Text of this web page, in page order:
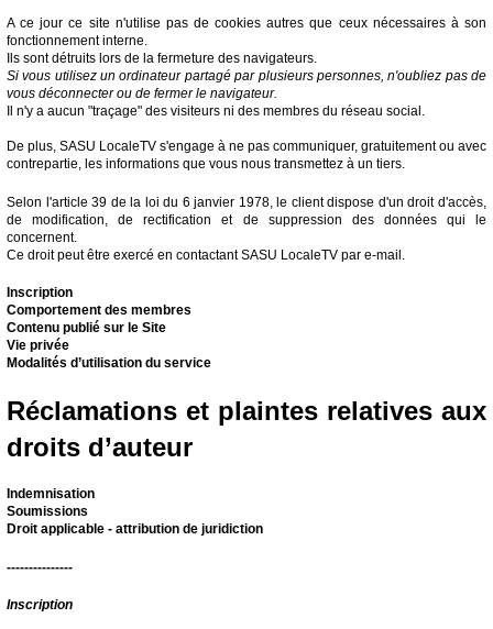
A ce jour ce site n'utilise pas de cookies autres que ceux nécessaires à son
fonctionnement interne.
Ils sont détruits lors de la fermeture des navigateurs.
Si vous utilisez un ordinateur partagé par plusieurs personnes, n'oubliez pas de
vous déconnecter ou de fermer le navigateur.
Il n'y a aucun "traçage" des visiteurs ni des membres du réseau social.
De plus, SASU LocaleTV s'engage à ne pas communiquer, gratuitement ou avec
contrepartie, les informations que vous nous transmettez à un tiers.
Selon l'article 39 de la loi du 6 janvier 1978, le client dispose d'un droit d'accès,
de modification, de rectification et de suppression des données qui le
concernent.
Ce droit peut être exercé en contactant SASU LocaleTV par e-mail.
Inscription
Comportement des membres
Contenu publié sur le Site
Vie privée
Modalités d’utilisation du service
Réclamations et plaintes relatives aux
droits d’auteur
Indemnisation
Soumissions
Droit applicable - attribution de juridiction
---------------
Inscription